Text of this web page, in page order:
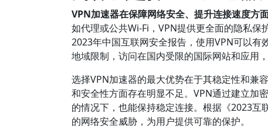
VPN加速器在保障网络安全、提升连接速度方
如代理或公共Wi-Fi，VPN提供更全面的隐私
2023年中国互联网安全报告，使用VPN可以
地域限制，访问在国内受限的国际网站和应用
选择VPN加速器的最大优势在于其稳定性和兼
和安全性方面存在明显不足。VPN通过建立加
的情况下，也能保持稳定连接。根据《2023
的网络安全威胁，为用户提供可靠的保护。